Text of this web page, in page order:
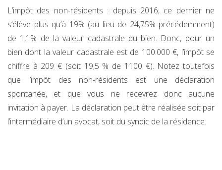
L’impôt des non-résidents : depuis 2016, ce dernier ne
s’élève plus qu’à 19% (au lieu de 24,75% précédemment)
de 1,1% de la valeur cadastrale du bien. Donc, pour un
bien dont la valeur cadastrale est de 100.000 €, l’impôt se
chiffre à 209 € (soit 19,5 % de 1100 €). Notez toutefois
que l’impôt des non-résidents est une déclaration
spontanée, et que vous ne recevrez donc aucune
invitation à payer. La déclaration peut être réalisée soit par
l’intermédiaire d’un avocat, soit du syndic de la résidence.